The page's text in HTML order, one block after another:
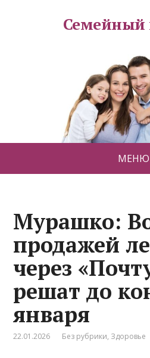
Семейный
МЕНЮ
Мурашко:
продажей
через
решат до
января
22.01.2026 Без рубрики, Здоровье